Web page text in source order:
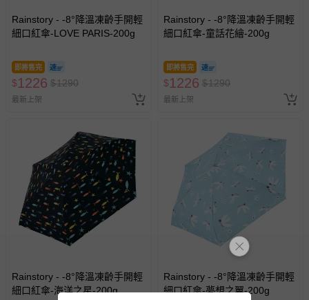
問，你可詳見：媽咪愛客服中心。
預購商品：預購為海外同步代購，遇缺貨即會通知媽咪並協
商品如因「價格、組合」等錯誤原因，導致無法安排出貨，
會主動以簡訊及mail通知訂單取消事宜，並將提供適當補
償。
Rainstory - -8°降溫凍齡手開輕
細口紅傘-LOVE PARIS-200g
即將售完
$1226 $1290
最新上架
Rainstory - -8°降溫凍齡手開輕
細口紅傘-童話花繪-200g
即將售完
$1226 $1290
最新上架
Rainstory - -8°降溫凍齡手開輕
細口紅傘-海洋之星-200g
Rainstory - -8°降溫凍齡手開輕
細口紅傘-夢想之翼-200g